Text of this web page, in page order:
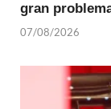
gran
07/08/2026